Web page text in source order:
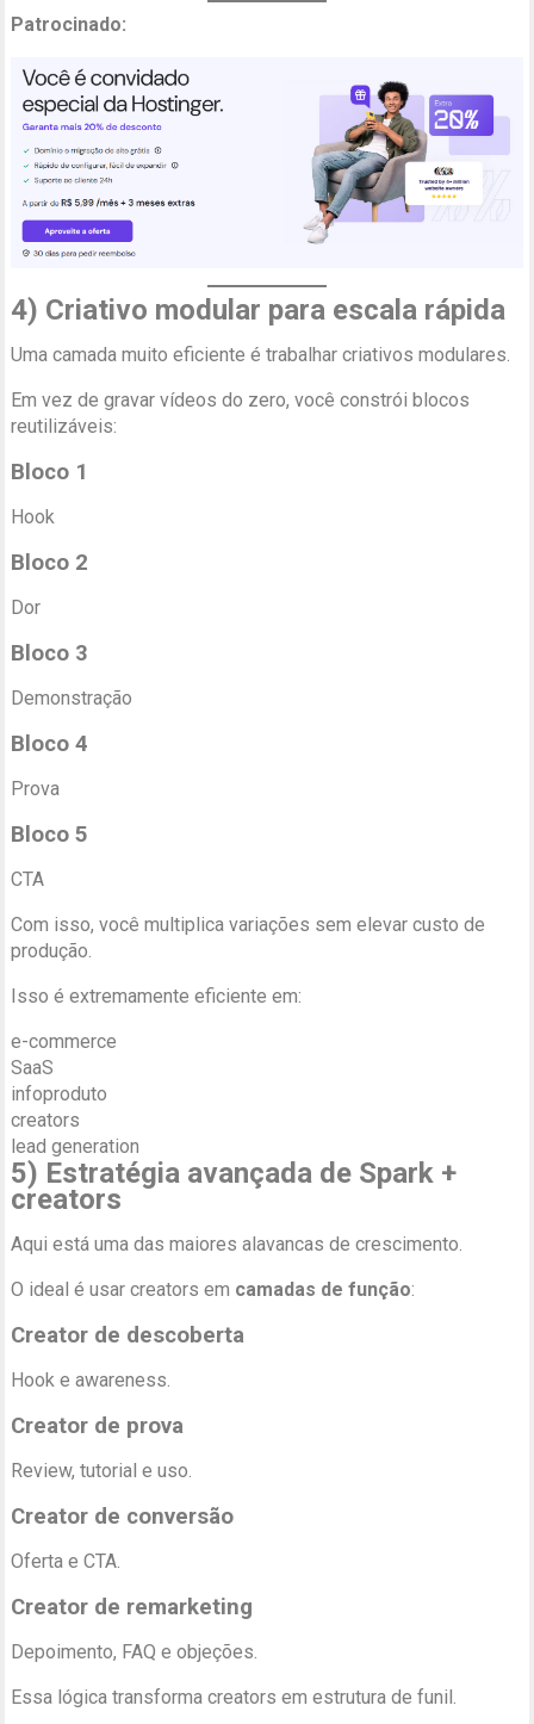
Patrocinado:
4) Criativo modular para escala rápida
Uma camada muito eficiente é trabalhar criativos modulares.
Em vez de gravar vídeos do zero, você constrói blocos
reutilizáveis:
Bloco 1
Hook
Bloco 2
Dor
Bloco 3
Demonstração
Bloco 4
Prova
Bloco 5
CTA
Com isso, você multiplica variações sem elevar custo de
produção.
Isso é extremamente eficiente em:
e-commerce
SaaS
infoproduto
creators
lead generation
5) Estratégia avançada de Spark +
creators
Aqui está uma das maiores alavancas de crescimento.
O ideal é usar creators em camadas de função:
Creator de descoberta
Hook e awareness.
Creator de prova
Review, tutorial e uso.
Creator de conversão
Oferta e CTA.
Creator de remarketing
Depoimento, FAQ e objeções.
Essa lógica transforma creators em estrutura de funil.